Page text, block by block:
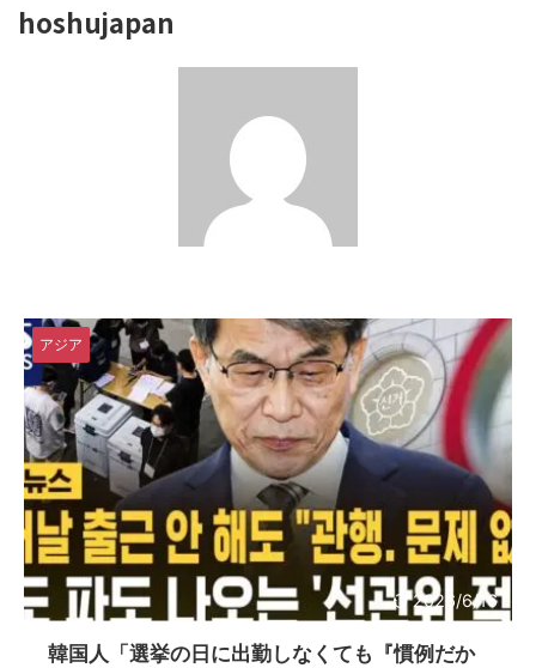
hoshujapan
2026/6/16
アジア
韓国人「選挙の日に出勤しなくても『慣例だか